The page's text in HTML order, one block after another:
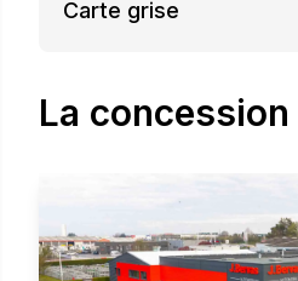
Carte grise
La concession